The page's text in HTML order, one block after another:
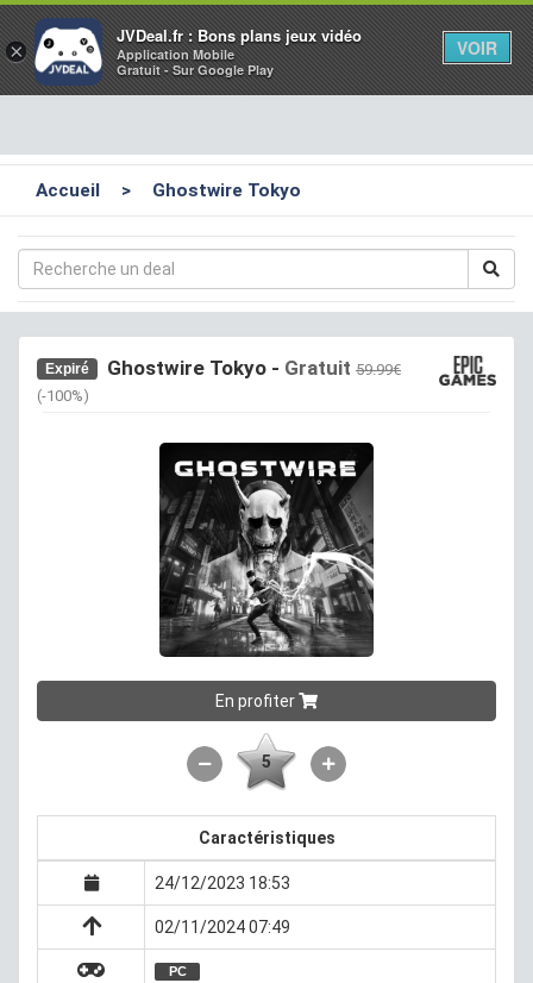
×
JVDeal.fr : Bons plans jeux vidéo
Application Mobile
Gratuit - Sur Google Play
VOIR
Accueil > Ghostwire Tokyo
Expiré Ghostwire Tokyo - Gratuit 59.99€
(-100%)
En profiter
5
Caractéristiques
24/12/2023 18:53
02/11/2024 07:49
PC